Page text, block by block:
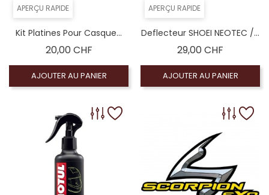
APERÇU RAPIDE
Kit Platines Pour Casque...
20,00 CHFPrix
AJOUTER AU PANIER
APERÇU RAPIDE
Deflecteur SHOEI NEOTEC /...
29,00 CHF
AJOUTER AU PANIER